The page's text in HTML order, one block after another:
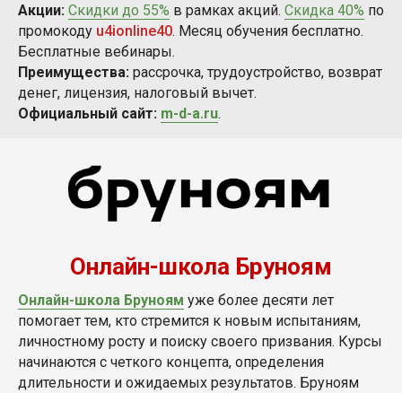
Акции: Скидки до 55% в рамках акций. Скидка 40% по
промокоду u4ionline40. Месяц обучения бесплатно.
Бесплатные вебинары.
Преимущества: рассрочка, трудоустройство, возврат
денег, лицензия, налоговый вычет.
Официальный сайт: m-d-a.ru.
Онлайн-школа Бруноям
Онлайн-школа Бруноям уже более десяти лет
помогает тем, кто стремится к новым испытаниям,
личностному росту и поиску своего призвания. Курсы
начинаются с четкого концепта, определения
длительности и ожидаемых результатов. Бруноям